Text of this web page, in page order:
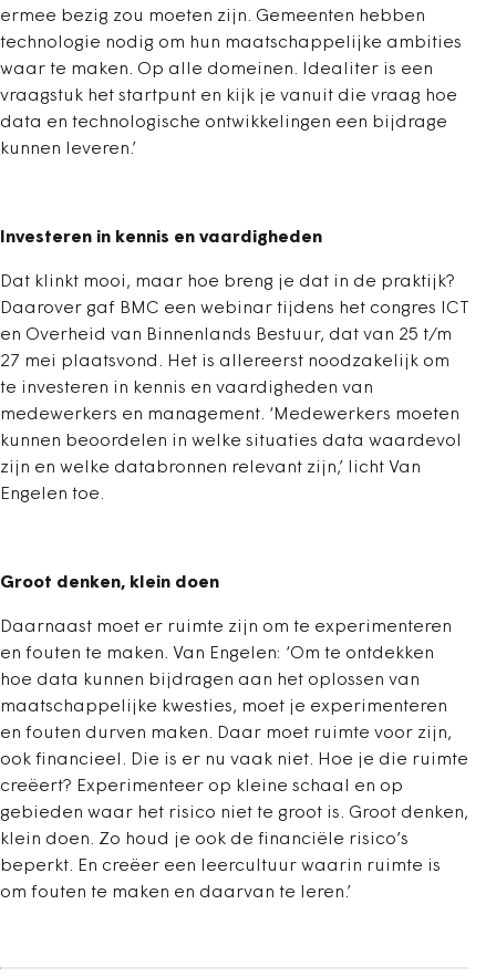
ermee bezig zou moeten zijn. Gemeenten hebben
technologie nodig om hun maatschappelijke ambities
waar te maken. Op alle domeinen. Idealiter is een
vraagstuk het startpunt en kijk je vanuit die vraag hoe
data en technologische ontwikkelingen een bijdrage
kunnen leveren.’
Investeren in kennis en vaardigheden
Dat klinkt mooi, maar hoe breng je dat in de praktijk?
Daarover gaf BMC een webinar tijdens het congres ICT
en Overheid van Binnenlands Bestuur, dat van 25 t/m
27 mei plaatsvond. Het is allereerst noodzakelijk om
te investeren in kennis en vaardigheden van
medewerkers en management. ‘Medewerkers moeten
kunnen beoordelen in welke situaties data waardevol
zijn en welke databronnen relevant zijn,’ licht Van
Engelen toe.
Groot denken, klein doen
Daarnaast moet er ruimte zijn om te experimenteren
en fouten te maken. Van Engelen: ‘Om te ontdekken
hoe data kunnen bijdragen aan het oplossen van
maatschappelijke kwesties, moet je experimenteren
en fouten durven maken. Daar moet ruimte voor zijn,
ook financieel. Die is er nu vaak niet. Hoe je die ruimte
creëert? Experimenteer op kleine schaal en op
gebieden waar het risico niet te groot is. Groot denken,
klein doen. Zo houd je ook de financiële risico’s
beperkt. En creëer een leercultuur waarin ruimte is
om fouten te maken en daarvan te leren.’